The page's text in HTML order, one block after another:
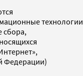
технологии
сбора,
Федерации)